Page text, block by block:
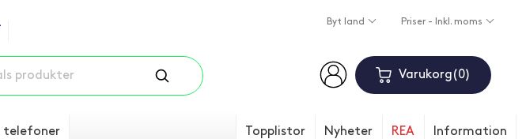
Byt land Priser - Inkl. moms
Varukorg 0
telefoner Topplistor Nyheter REA Information